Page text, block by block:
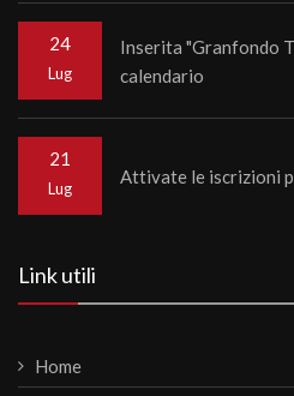
24
Lug
Inserita "Granfondo
calendario
21
Lug
Attivate le iscrizioni
Link utili
Home